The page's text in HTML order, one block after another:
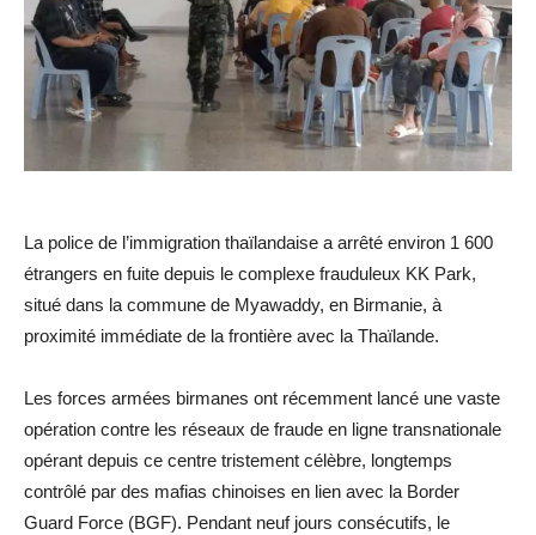
La police de l’immigration thaïlandaise a arrêté environ 1 600
étrangers en fuite depuis le complexe frauduleux KK Park,
situé dans la commune de Myawaddy, en Birmanie, à
proximité immédiate de la frontière avec la Thaïlande.
Les forces armées birmanes ont récemment lancé une vaste
opération contre les réseaux de fraude en ligne transnationale
opérant depuis ce centre tristement célèbre, longtemps
contrôlé par des mafias chinoises en lien avec la Border
Guard Force (BGF). Pendant neuf jours consécutifs, le